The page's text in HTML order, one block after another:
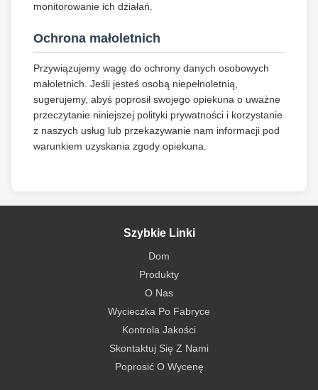
monitorowanie ich działań.
Ochrona małoletnich
Przywiązujemy wagę do ochrony danych osobowych
małoletnich. Jeśli jesteś osobą niepełnoletnią,
sugerujemy, abyś poprosił swojego opiekuna o uważne
przeczytanie niniejszej polityki prywatności i korzystanie
z naszych usług lub przekazywanie nam informacji pod
warunkiem uzyskania zgody opiekuna.
Szybkie Linki
Dom
Produkty
O Nas
Wycieczka Po Fabryce
Kontrola Jakości
Skontaktuj Się Z Nami
Poprosić O Wycenę